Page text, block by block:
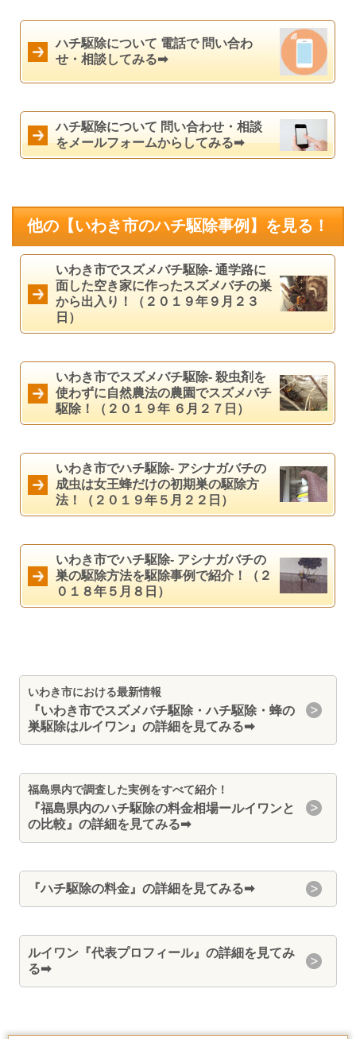
ハチ駆除について 電話で 問い合わ
せ・相談してみる➡
ハチ駆除について 問い合わせ・相談
をメールフォームからしてみる➡
他の【いわき市のハチ駆除事例】を見る！
いわき市でスズメバチ駆除- 通学路に
面した空き家に作ったスズメバチの巣
から出入り！（２０１９年９月２３
日）
いわき市でスズメバチ駆除- 殺虫剤を
使わずに自然農法の農園でスズメバチ
駆除！（２０１９年 ６月２７日）
いわき市でハチ駆除- アシナガバチの
成虫は女王蜂だけの初期巣の駆除方
法！（２０１９年５月２２日）
いわき市でハチ駆除- アシナガバチの
巣の駆除方法を駆除事例で紹介！（２
０１８年５月８日）
いわき市における最新情報
『いわき市でスズメバチ駆除・ハチ駆除・蜂の
巣駆除はルイワン 』の詳細を見てみる➡
福島県内で調査した実例をすべて紹介！
『福島県内のハチ駆除の料金相場ールイワンと
の比較』の詳細を見てみる➡
『ハチ駆除の料金 』の詳細を見てみる➡
ルイワン『代表プロフィール』の詳細を見てみ
る➡